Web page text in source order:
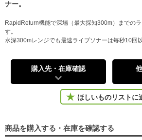
ナー。
RapidReturn機能で深場（最大探知300m）までの
す。
水深300mレンジでも最速ライブソナーは毎秒10回
購入先・在庫確認
ほしいものリストに
商品を購入する・在庫を確認する